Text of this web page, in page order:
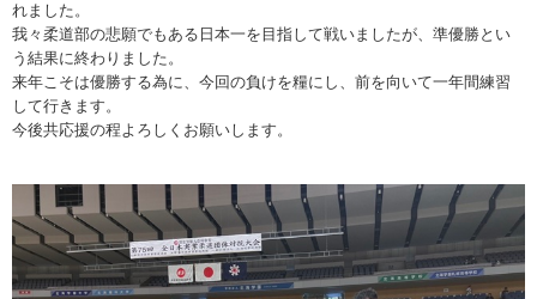
れました。
我々柔道部の悲願でもある日本一を目指して戦いましたが、準優勝とい
う結果に終わりました。
来年こそは優勝する為に、今回の負けを糧にし、前を向いて一年間練習
して行きます。
今後共応援の程よろしくお願いします。